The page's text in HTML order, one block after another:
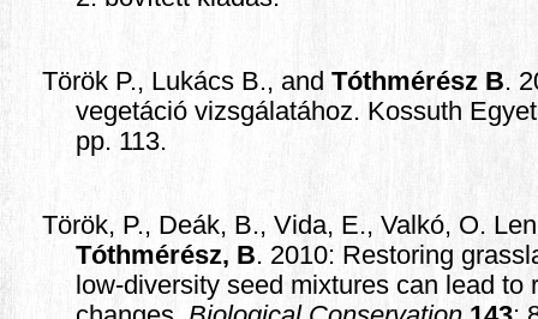
Török P., Lukács B., and Tóthmérész B.
vegetáció vizsgálatához. Kossuth
pp. 113.
Török, P., Deák, B., Vida, E., Valkó, O.
Tóthmérész, B. 2010: Restoring
low-diversity seed mixtures can lead to